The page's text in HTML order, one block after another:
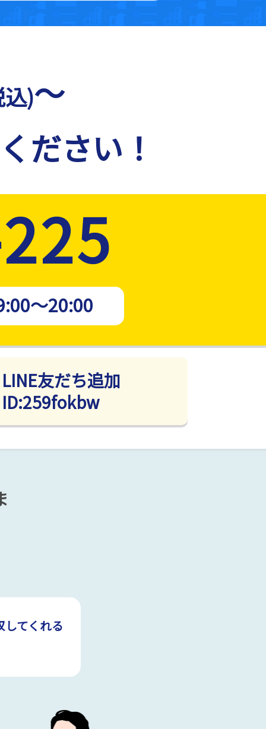
)～
ださい！
～20:00
LINE友だち追加
ID:259fokbw
てくれる